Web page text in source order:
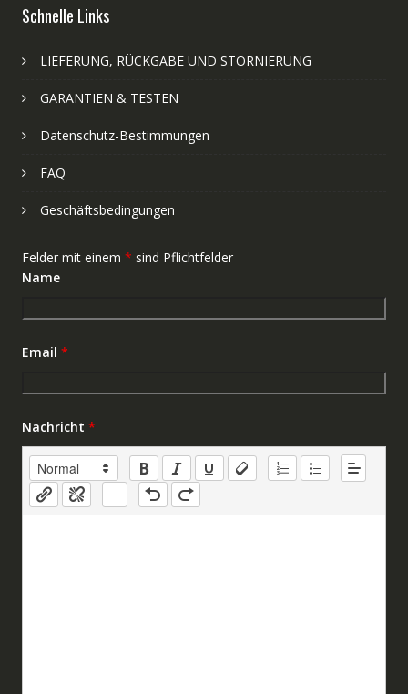
Schnelle Links
LIEFERUNG, RÜCKGABE UND STORNIERUNG
GARANTIEN & TESTEN
Datenschutz-Bestimmungen
FAQ
Geschäftsbedingungen
Felder mit einem * sind Pflichtfelder
Name
Email *
Nachricht *